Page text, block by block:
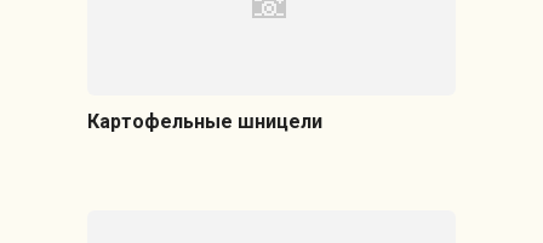
Картофельные шницели